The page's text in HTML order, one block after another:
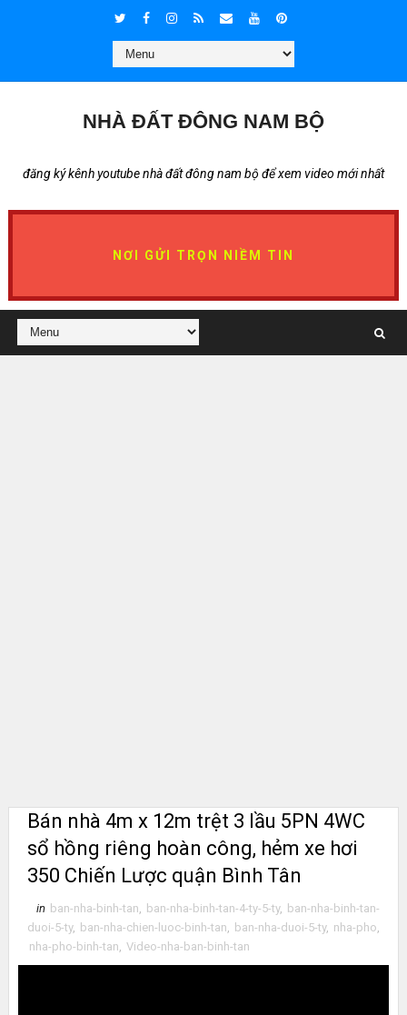
NHÀ ĐẤT ĐÔNG NAM BỘ
đăng ký kênh youtube nhà đất đông nam bộ để xem video mới nhất
NƠI GỬI TRỌN NIỀM TIN
Bán nhà 4m x 12m trệt 3 lầu 5PN 4WC
sổ hồng riêng hoàn công, hẻm xe hơi
350 Chiến Lược quận Bình Tân
in ban-nha-binh-tan, ban-nha-binh-tan-4-ty-5-ty, ban-nha-binh-tan-
duoi-5-ty, ban-nha-chien-luoc-binh-tan, ban-nha-duoi-5-ty, nha-pho,
nha-pho-binh-tan, Video-nha-ban-binh-tan